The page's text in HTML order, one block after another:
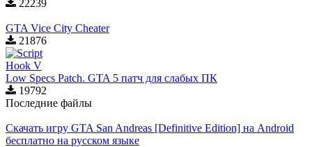
22239
GTA Vice City Cheater
21876
Low Specs Patch. GTA 5 патч для слабых ПК
19792
Последние файлы
Скачать игру GTA San Andreas [Definitive Edition] на Android
бесплатно на русском языке